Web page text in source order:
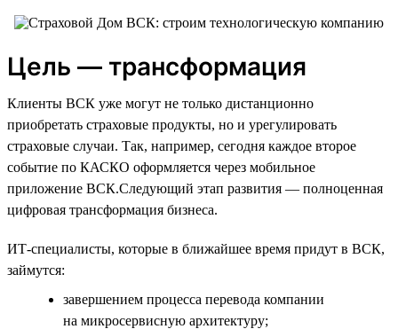
Цель — трансформация
Клиенты ВСК уже могут не только дистанционно
приобретать страховые продукты, но и урегулировать
страховые случаи. Так, например, сегодня каждое второе
событие по КАСКО оформляется через мобильное
приложение ВСК.Следующий этап развития — полноценная
цифровая трансформация бизнеса.
ИТ-специалисты, которые в ближайшее время придут в ВСК,
займутся:
завершением процесса перевода компании
на микросервисную архитектуру;